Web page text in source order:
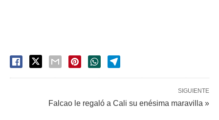
SIGUIENTE
Falcao le regaló a Cali su enésima maravilla »